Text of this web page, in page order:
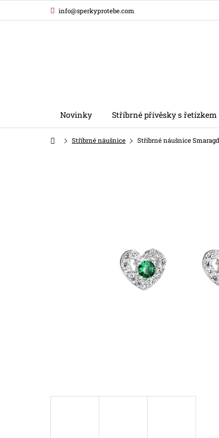
obsah
info@sperkyprotebe.com
Novinky Stříbrné přívěsky s řetízkem
DomůStříbrné náušnice Stříbrné náušnice